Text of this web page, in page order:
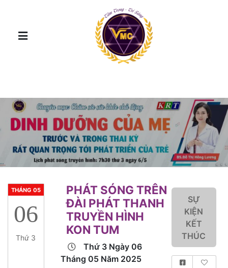
THÁNG 05
06
Thứ 3
PHÁT SÓNG TRÊN
ĐÀI PHÁT THANH
TRUYỀN HÌNH
KON TUM
Thứ 3 Ngày 06
Tháng 05 Năm 2025
SỰ
KIỆN
KẾT
THÚC